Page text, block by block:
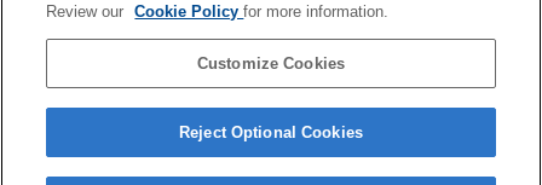
環境情報
クッキーポリシー
Review our Cookie Policyfor more information.
Customize Cookies
Reject Optional Cookies